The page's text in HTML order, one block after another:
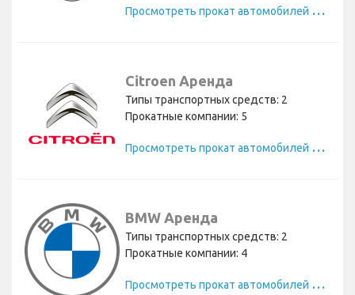
П
росмотреть прокат автомобилей Volvo
Citroen Аренда
Типы транспортных средств: 2
Прокатные компании: 5
П
росмотреть прокат автомобилей Citroen
BMW Аренда
Типы транспортных средств: 2
Прокатные компании: 4
П
росмотреть прокат автомобилей BMW